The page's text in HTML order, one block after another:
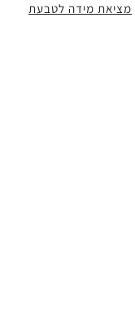
מציאת מידה לטבעת